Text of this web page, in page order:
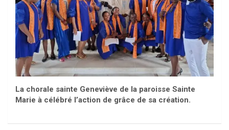
La chorale sainte Geneviève de la paroisse Sainte
Marie à célébré l’action de grâce de sa création.